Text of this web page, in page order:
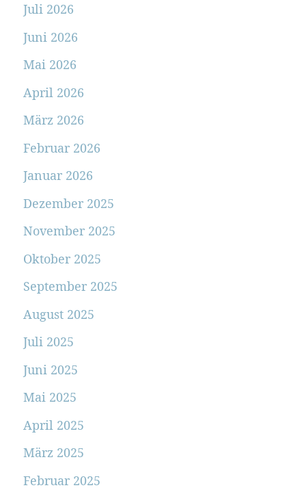
Juli 2026
Juni 2026
Mai 2026
April 2026
März 2026
Februar 2026
Januar 2026
Dezember 2025
November 2025
Oktober 2025
September 2025
August 2025
Juli 2025
Juni 2025
Mai 2025
April 2025
März 2025
Februar 2025